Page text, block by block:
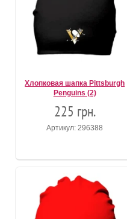
Хлопковая шапка Pittsburgh
Penguins (2)
225 грн.
Артикул: 296388